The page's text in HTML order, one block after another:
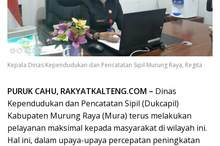
Kepala Dinas Kependudukan dan Pencatatan Sipil Murung Raya, Regita
PURUK CAHU, RAKYATKALTENG.COM – Dinas
Kependudukan dan Pencatatan Sipil (Dukcapil)
Kabupaten Murung Raya (Mura) terus melakukan
pelayanan maksimal kepada masyarakat di wilayah ini.
Hal ini, dalam upaya-upaya percepatan peningkatan